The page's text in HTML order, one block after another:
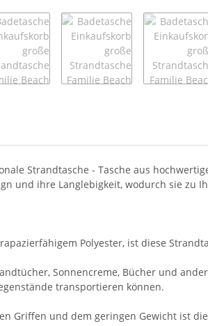
Strandtasche - Tasche aus
und ihre Langlebigkeit, wodurch sie zu
Polyester, ist diese
Sonnencreme, Bücher und
transportieren können.
Griffen und dem geringen Gewicht ist